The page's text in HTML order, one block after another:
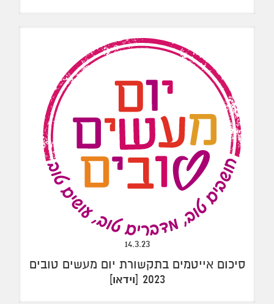
14.3.23
סיכום אייטמים בתקשורת יום מעשים טובים
2023 [
וידאו]